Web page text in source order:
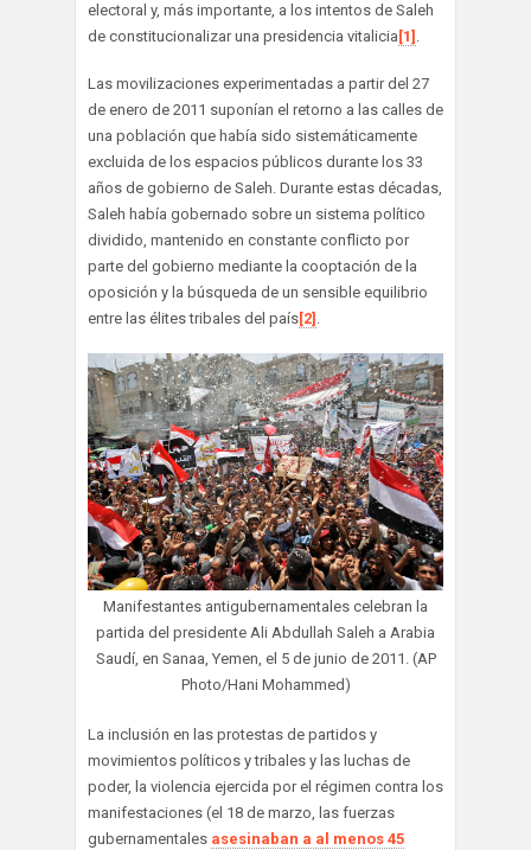
electoral y, más importante, a los intentos de Saleh
de constitucionalizar una presidencia vitalicia [1] .
Las movilizaciones experimentadas a partir del 27
de enero de 2011 suponían el retorno a las calles de
una población que había sido sistemáticamente
excluida de los espacios públicos durante los 33
años de gobierno de Saleh. Durante estas décadas,
Saleh había gobernado sobre un sistema político
dividido, mantenido en constante conflicto por
parte del gobierno mediante la cooptación de la
oposición y la búsqueda de un sensible equilibrio
entre las élites tribales del país[2] .
Manifestantes antigubernamentales celebran la
partida del presidente Ali Abdullah Saleh a Arabia
Saudí, en Sanaa, Yemen, el 5 de junio de 2011. (AP
Photo/Hani Mohammed)
La inclusión en las protestas de partidos y
movimientos políticos y tribales y las luchas de
poder, la violencia ejercida por el régimen contra los
manifestaciones (el 18 de marzo, las fuerzas
gubernamentales asesinaban a al menos 45